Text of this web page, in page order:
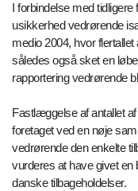
I forbindelse med
usikkerhed vedrørende
medio 2004, hvor
således også sket en
rapportering vedrørende
Fastlæggelse af antallet
foretaget ved en nøje
vedrørende den enkelte
vurderes at have givet en
danske tilbageholdelser.